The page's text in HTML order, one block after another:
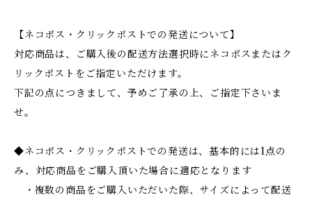
【ネコポス・クリックポストでの発送について】
対応商品は、ご購入後の配送方法選択時にネコポスまたはク
リックポストをご指定いただけます。
下記の点につきまして、予めご了承の上、ご指定下さいま
せ。
◆ネコポス・クリックポストでの発送は、基本的には1点の
み、対応商品をご購入頂いた場合に適応となります
・複数の商品をご購入いただいた際、サイズによって配送